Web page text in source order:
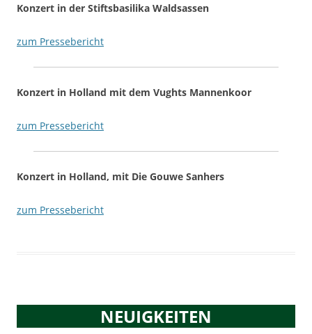
Konzert in der Stiftsbasilika Waldsassen
zum Pressebericht
Konzert in Holland mit dem Vughts Mannenkoor
zum Pressebericht
Konzert in Holland, mit Die Gouwe Sanhers
zum Pressebericht
NEUIGKEITEN